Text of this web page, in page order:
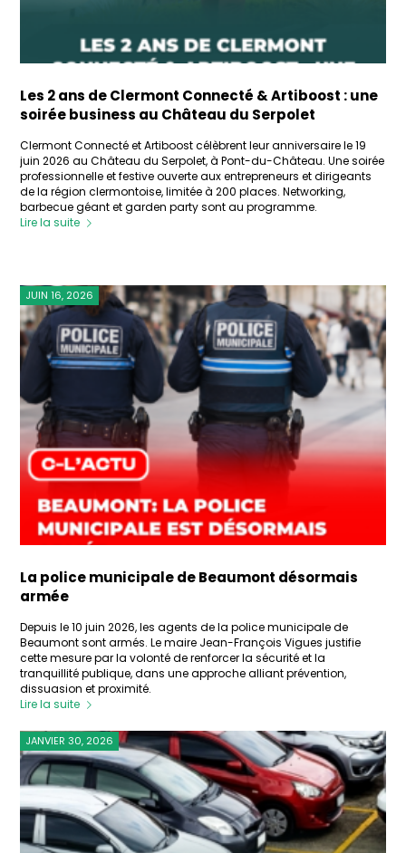
Les 2 ans de Clermont Connecté & Artiboost : une
soirée business au Château du Serpolet
Clermont Connecté et Artiboost célèbrent leur anniversaire le 19
juin 2026 au Château du Serpolet, à Pont-du-Château. Une soirée
professionnelle et festive ouverte aux entrepreneurs et dirigeants
de la région clermontoise, limitée à 200 places. Networking,
barbecue géant et garden party sont au programme.
Lire la suite
La police municipale de Beaumont désormais
armée
JUIN 16, 2026
Depuis le 10 juin 2026, les agents de la police municipale de
Beaumont sont armés. Le maire Jean-François Vigues justifie
cette mesure par la volonté de renforcer la sécurité et la
tranquillité publique, dans une approche alliant prévention,
dissuasion et proximité.
Lire la suite
JANVIER 30, 2026